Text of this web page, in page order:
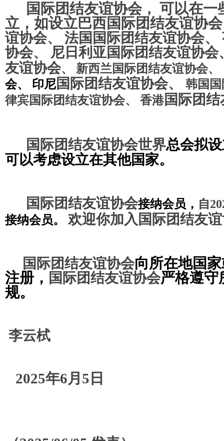
国际团结友谊协会 ， 可以在一
立 ， 如设立巴西国际团结友谊协会
谊协会、 法国 国际团结友谊协会、
协会、 尼日利亚国际团结友谊协会
友谊协会、 新西兰国际团结友谊协会、
会、 印尼国际团结友谊协会、 韩国
律宾国际团结友谊协会、 香港国际团
国际团结友谊协会世界总会拟设
可以考虑设立在其他国家。
国际团结友谊协会接纳会员， 自
接纳会员。 欢迎你加入 国际团结友
国际团结友谊协会向所在地国
注册 ， 国际团结友谊协会严格遵守
规。
李云栻
2025年6月5日